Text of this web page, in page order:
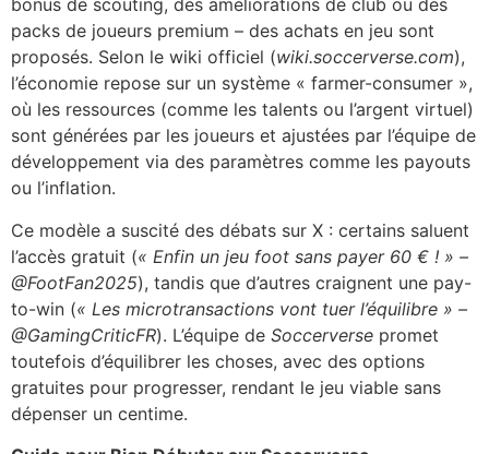
bonus de scouting, des améliorations de club ou des
packs de joueurs premium – des achats en jeu sont
proposés. Selon le wiki officiel (wiki.soccerverse.com),
l’économie repose sur un système « farmer-consumer »,
où les ressources (comme les talents ou l’argent virtuel)
sont générées par les joueurs et ajustées par l’équipe de
développement via des paramètres comme les payouts
ou l’inflation.
Ce modèle a suscité des débats sur X : certains saluent
l’accès gratuit (« Enfin un jeu foot sans payer 60 € ! » –
@FootFan2025), tandis que d’autres craignent une pay-
to-win (« Les microtransactions vont tuer l’équilibre » –
@GamingCriticFR). L’équipe de Soccerverse promet
toutefois d’équilibrer les choses, avec des options
gratuites pour progresser, rendant le jeu viable sans
dépenser un centime.